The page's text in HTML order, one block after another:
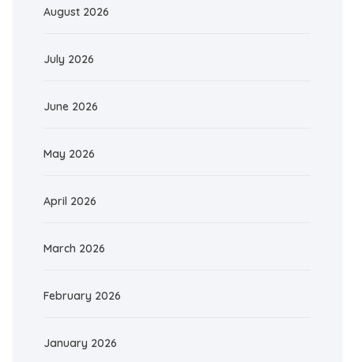
August 2026
July 2026
June 2026
May 2026
April 2026
March 2026
February 2026
January 2026